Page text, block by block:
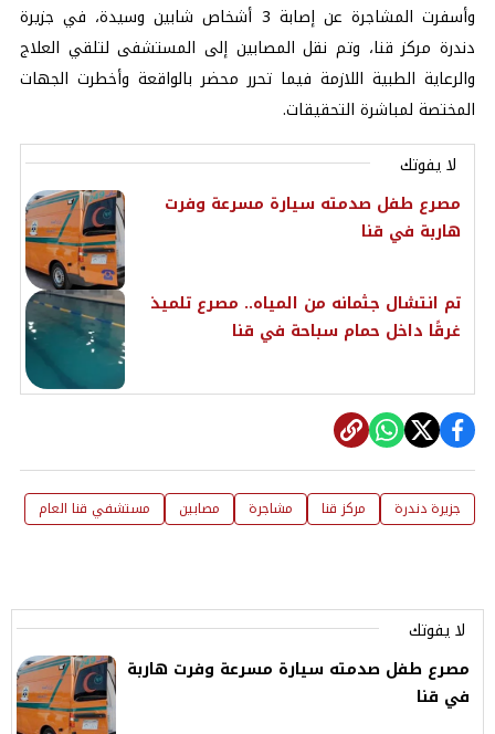
وأسفرت المشاجرة عن إصابة 3 أشخاص شابين وسيدة، في جزيرة
دندرة مركز قنا، وتم نقل المصابين إلى المستشفى لتلقي العلاج
والرعاية الطبية اللازمة فيما تحرر محضر بالواقعة وأخطرت الجهات
المختصة لمباشرة التحقيقات.
لا يفوتك
مصرع طفل صدمته سيارة مسرعة وفرت
هاربة في قنا
تم انتشال جثمانه من المياه.. مصرع تلميذ
غرقًا داخل حمام سباحة في قنا
جزيرة دندرة مركز قنا مشاجرة مصابين مستشفي قنا العام
لا يفوتك
مصرع طفل صدمته سيارة مسرعة وفرت هاربة
في قنا